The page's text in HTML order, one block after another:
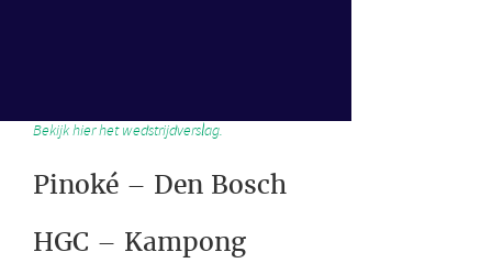
Bekijk hier het wedstrijdverslag.
Pinoké – Den Bosch
HGC – Kampong